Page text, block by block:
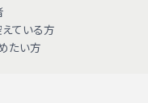
ている方
たい方